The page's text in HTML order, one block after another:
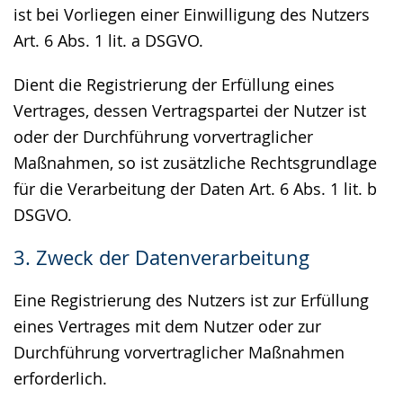
ist bei Vorliegen einer Einwilligung des Nutzers
Art. 6 Abs. 1 lit. a DSGVO.
Dient die Registrierung der Erfüllung eines
Vertrages, dessen Vertragspartei der Nutzer ist
oder der Durchführung vorvertraglicher
Maßnahmen, so ist zusätzliche Rechtsgrundlage
für die Verarbeitung der Daten Art. 6 Abs. 1 lit. b
DSGVO.
3. Zweck der Datenverarbeitung
Eine Registrierung des Nutzers ist zur Erfüllung
eines Vertrages mit dem Nutzer oder zur
Durchführung vorvertraglicher Maßnahmen
erforderlich.